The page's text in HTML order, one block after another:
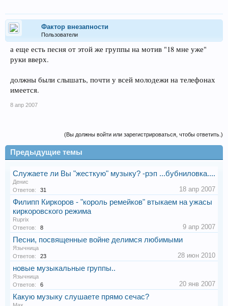
Фактор внезапности
Пользователи
а еще есть песня от этой же группы на мотив "18 мне уже"
руки вверх.
должны были слышать, почти у всей молодежи на телефонах
имеется.
8 апр 2007
(Вы должны войти или зарегистрироваться, чтобы ответить.)
Предыдущие темы
Служаете ли Вы "жесткую" музыку? -рэп ...бубниловка....
Денис
Ответов:
31 18 апр 2007
Филипп Киркоров - "король ремейков" втыкаем на ужасы
киркоровского режима
Ruprix
Ответов:
8 9 апр 2007
Песни, посвященные войне делимся любимыми
Язычница
Ответов:
23 28 июн 2010
новые музыкальные группы..
Язычница
Ответов:
6 20 янв 2007
Какую музыку слушаете прямо сечас?